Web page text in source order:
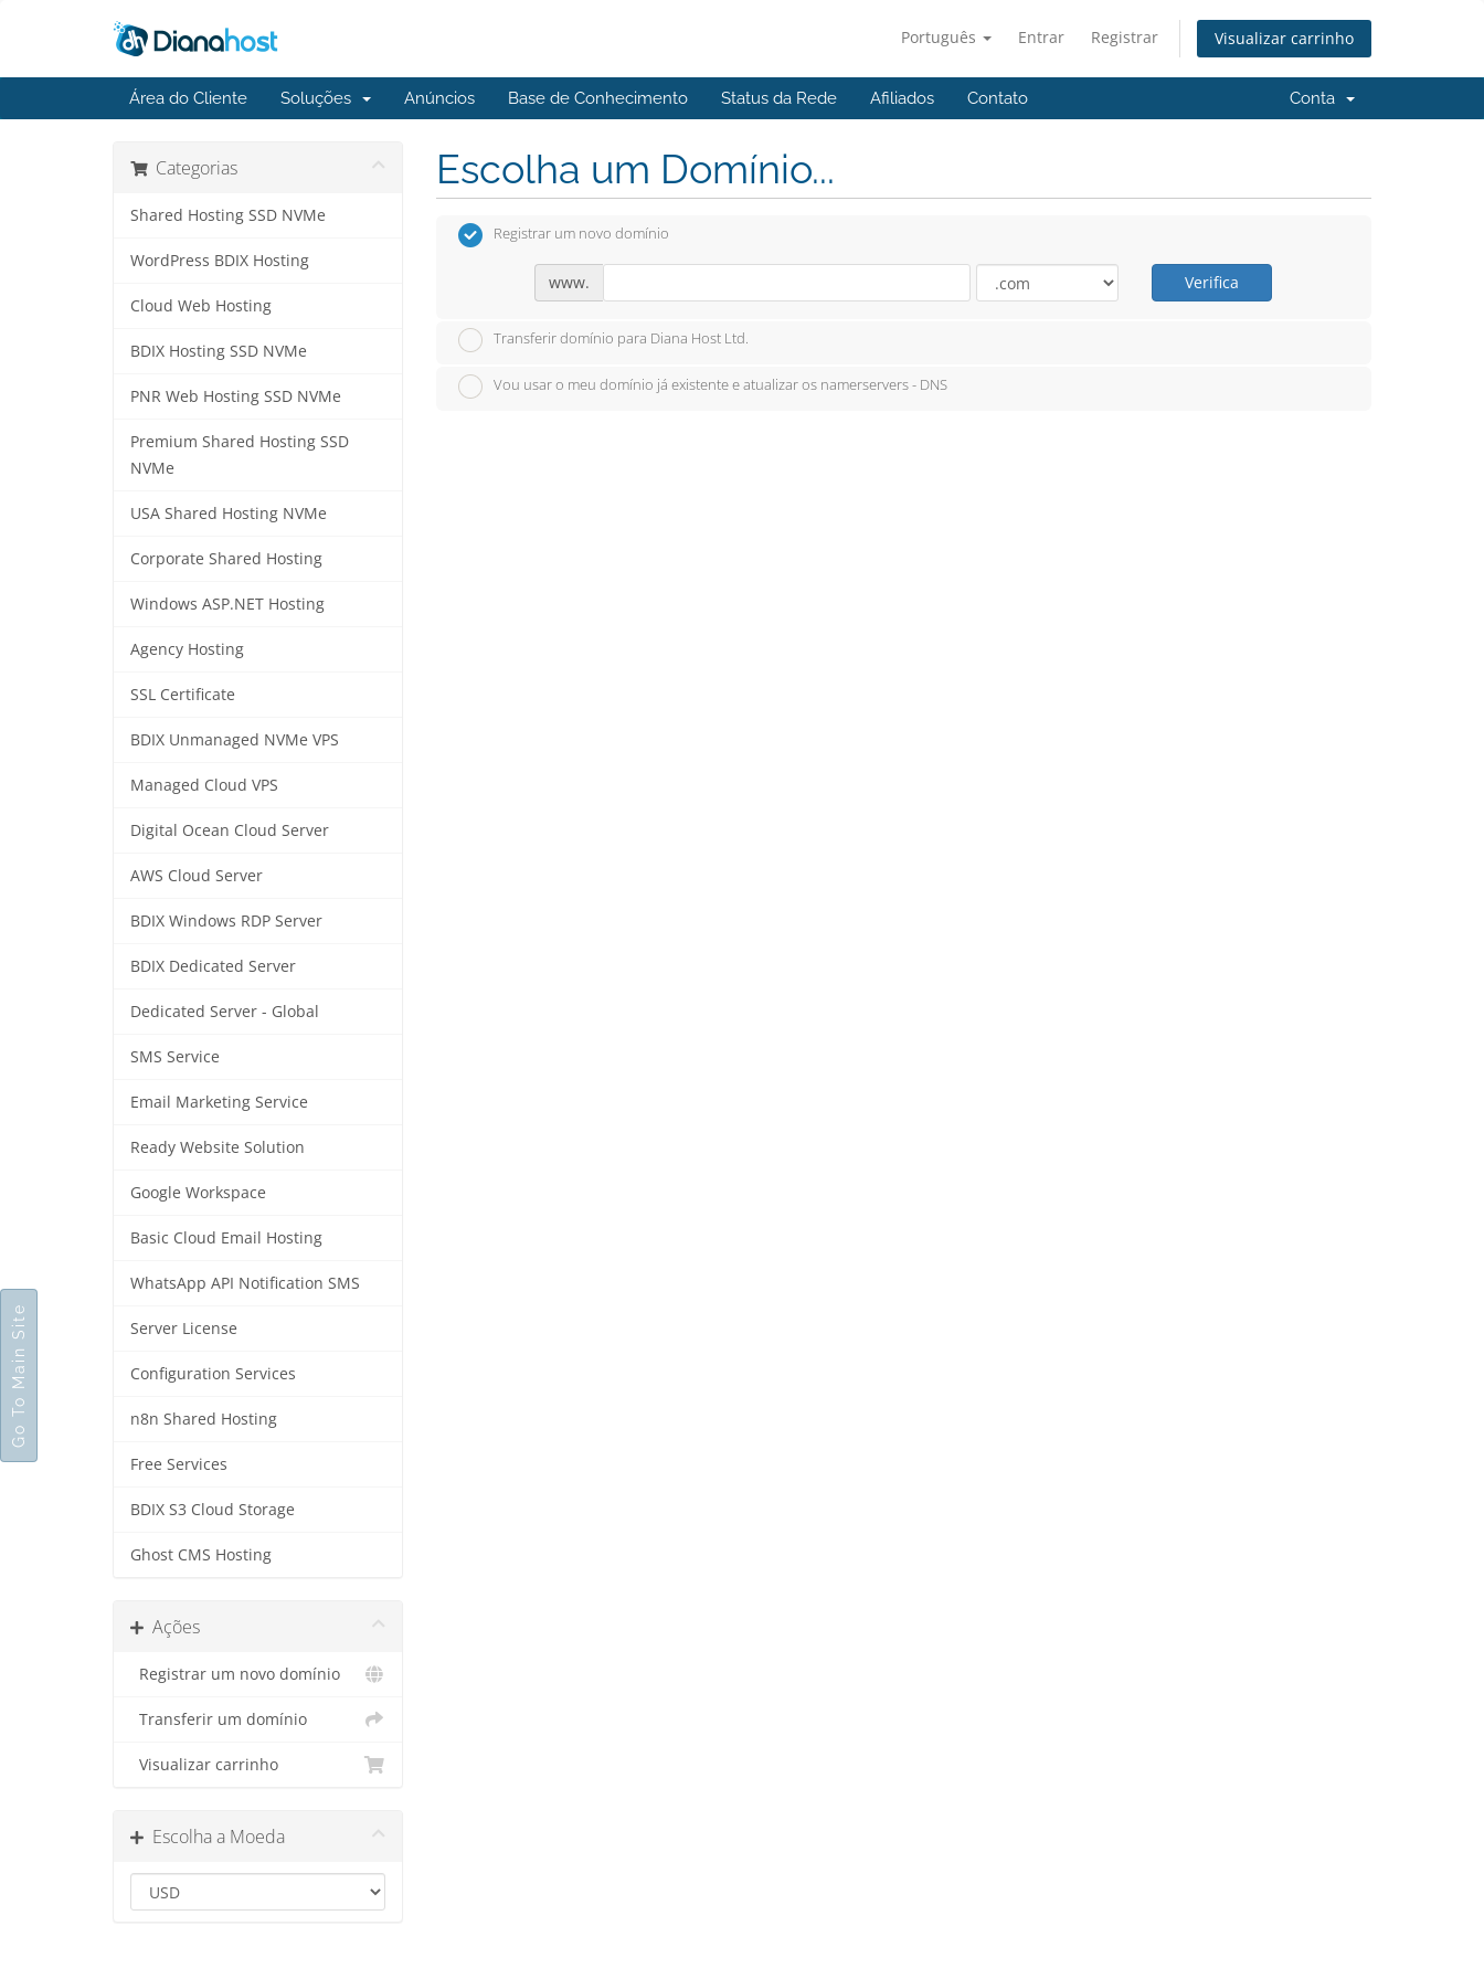
Português Entrar Registrar Visualizar carrinho
Área do Cliente Soluções Anúncios Base de Conhecimento Status da Rede Afiliados Contato Conta
Categorias
Shared Hosting SSD NVMe
WordPress BDIX Hosting
Cloud Web Hosting
BDIX Hosting SSD NVMe
PNR Web Hosting SSD NVMe
Premium Shared Hosting SSD
NVMe
USA Shared Hosting NVMe
Corporate Shared Hosting
Windows ASP.NET Hosting
Agency Hosting
SSL Certificate
BDIX Unmanaged NVMe VPS
Managed Cloud VPS
Digital Ocean Cloud Server
AWS Cloud Server
BDIX Windows RDP Server
BDIX Dedicated Server
Dedicated Server - Global
SMS Service
Email Marketing Service
Ready Website Solution
Google Workspace
Basic Cloud Email Hosting
WhatsApp API Notification SMS
Server License
Configuration Services
n8n Shared Hosting
Free Services
BDIX S3 Cloud Storage
Ghost CMS Hosting
Ações
Registrar um novo domínio
Transferir um domínio
Visualizar carrinho
Escolha a Moeda
Escolha um Domínio...
Registrar um novo domínio
www. Verifica
Transferir domínio para Diana Host Ltd.
Vou usar o meu domínio já existente e atualizar os namerservers - DNS
Go To Main Site